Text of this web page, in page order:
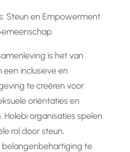
Steun en Empowerment
is het van
inclusieve en
te creëren voor
oriëntaties en
organisaties spelen
rol door steun,
te